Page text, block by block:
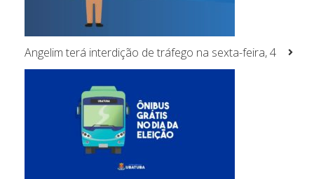
Angelim terá interdição de tráfego na sexta-feira, 4